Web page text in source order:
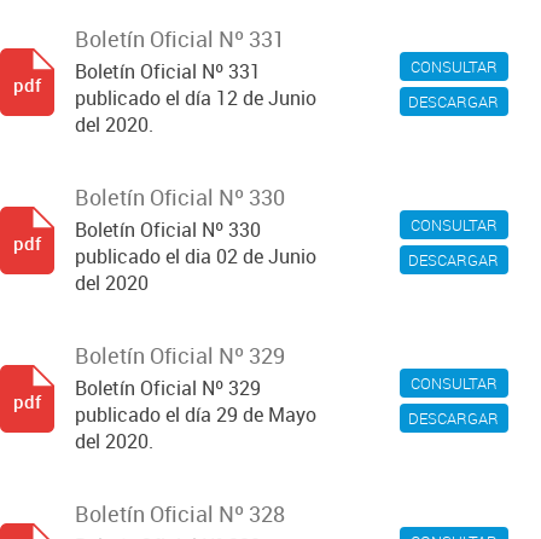
CONSULTAR
DESCARGAR
Boletín Oficial Nº 331
Boletín Oficial Nº 331
publicado el día 12 de Junio
del 2020.
pdf
CONSULTAR
DESCARGAR
Boletín Oficial Nº 330
Boletín Oficial Nº 330
publicado el dia 02 de Junio
del 2020
pdf
CONSULTAR
DESCARGAR
Boletín Oficial Nº 329
Boletín Oficial Nº 329
publicado el día 29 de Mayo
del 2020.
pdf
Boletín Oficial Nº 328